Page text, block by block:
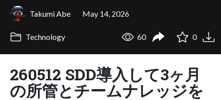
Takumi Abe May 14, 2026
Technology 60 0
260512 SDD導入して3ヶ月
の所管とチームナレッジを